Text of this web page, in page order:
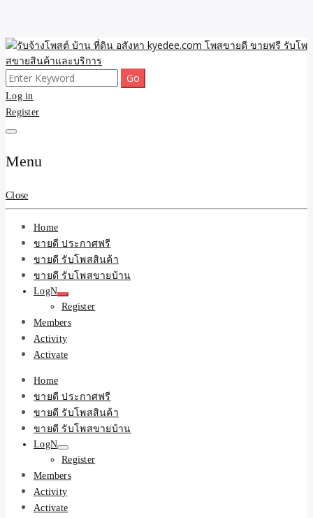
Skip
to
content
รับจ้างโพสต์ บ้าน ที่ดิน
อสังหา kyedee.com โพส
ขายดี ขายฟรี รับโพสขาย
สินค้าและบริการ
ขายดี โพสประกาศขายสินค้าฟรี บ้าน ที่ดิน อสังหา รับโพสต์ประกาศขาย
ของ รับรองผล ดีที่สุดถูกที่สุด ติดหน้าแรกกูเกืล
Search
for:
Log in
Register
Menu
Close
Home
ขายดี ประกาศฟรี
ขายดี รับโพสสินค้า
ขายดี รับโพสขายบ้าน
LogN
Register
Members
Activity
Activate
Home
ขายดี ประกาศฟรี
ขายดี รับโพสสินค้า
ขายดี รับโพสขายบ้าน
LogN
Register
Members
Activity
Activate